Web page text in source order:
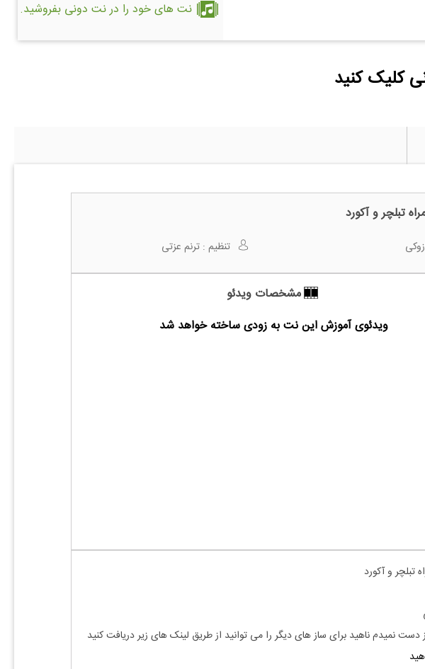
نت های خود را در نت دونی بفروشید.
کلیک کنید
تبلچر و آکورد
تنظیم :ترنم عزتی
مشخصات ویدئو
ویدئوی آموزش این نت به زودی ساخته خواهد شد
تبلچر و آکورد
دست نمیدم ناهید برای ساز های دیگر را می توانید از طریق لینک های زیر دریافت کنید